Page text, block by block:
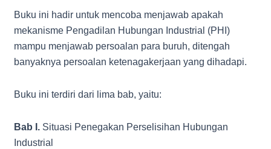
Buku ini hadir untuk mencoba menjawab apakah
mekanisme Pengadilan Hubungan Industrial (PHI)
mampu menjawab persoalan para buruh, ditengah
banyaknya persoalan ketenagakerjaan yang dihadapi.
Buku ini terdiri dari lima bab, yaitu:
Bab I.Situasi Penegakan Perselisihan Hubungan
Industrial